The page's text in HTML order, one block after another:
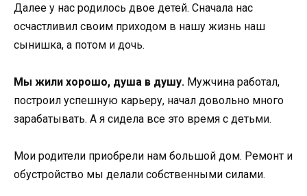
Далее у нас родилось двое детей. Сначала нас
осчастливил своим приходом в нашу жизнь наш
сынишка, а потом и дочь.
Мы жили хорошо, душа в душу. Мужчина работал,
построил успешную карьеру, начал довольно много
зарабатывать. А я сидела все это время с детьми.
Мои родители приобрели нам большой дом. Ремонт и
обустройство мы делали собственными силами.